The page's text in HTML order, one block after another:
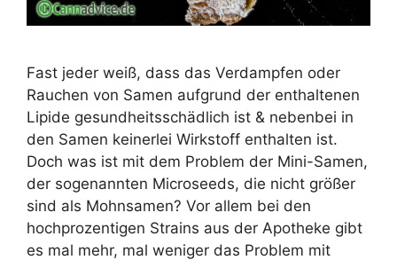
Fast jeder weiß, dass das Verdampfen oder
Rauchen von Samen aufgrund der enthaltenen
Lipide gesundheitsschädlich ist & nebenbei in
den Samen keinerlei Wirkstoff enthalten ist.
Doch was ist mit dem Problem der Mini-Samen,
der sogenannten Microseeds, die nicht größer
sind als Mohnsamen? Vor allem bei den
hochprozentigen Strains aus der Apotheke gibt
es mal mehr, mal weniger das Problem mit